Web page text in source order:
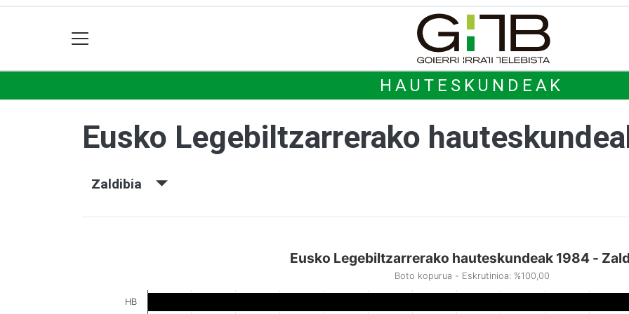
HAUTESKUNDEAK
Eusko Legebiltzarrerako
Zaldibia
Eusko Legebiltzarrerako hauteskundeak 1984 -
Boto kopurua - Eskrutinioa: %100,00
HB